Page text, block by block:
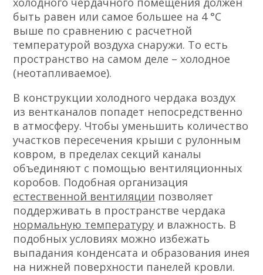
быть равен или самое большее на 4 °С
выше по сравнению с расчетной
температурой воздуха снаружи. То есть
пространство на самом деле – холодное
(неотапливаемое).
В конструкции холодного чердака воздух
из вентканалов попадет непосредственно
в атмосферу. Чтобы уменьшить количество
участков пересечения крыши с рулонным
ковром, в пределах секций каналы
объединяют с помощью вентиляционных
коробов. Подобная организация
естественной вентиляции позволяет
поддерживать в пространстве чердака
нормальную температуру и влажность. В
подобных условиях можно избежать
выпадания конденсата и образования инея
на нижней поверхности панелей кровли.